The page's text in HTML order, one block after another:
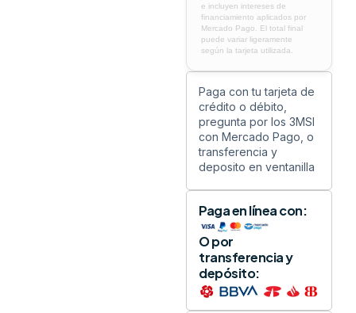
e incluyen intereses de
financiamiento aplicados por
Mercado Pago. El total final
puede variar ligeramente
según la tarjeta utilizada.
Paga con tu tarjeta de
crédito o débito,
pregunta por los 3MSI
con Mercado Pago, o
transferencia y
deposito en ventanilla
Paga en línea con:
O por
transferencia y
depósito: